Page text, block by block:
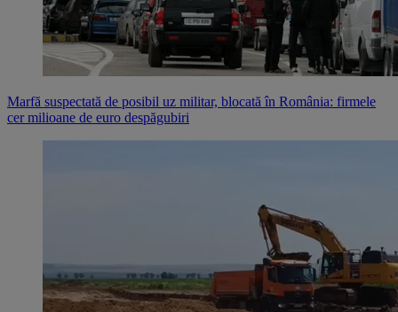
Marfă suspectată de posibil uz militar, blocată în România: firmele
cer milioane de euro despăgubiri